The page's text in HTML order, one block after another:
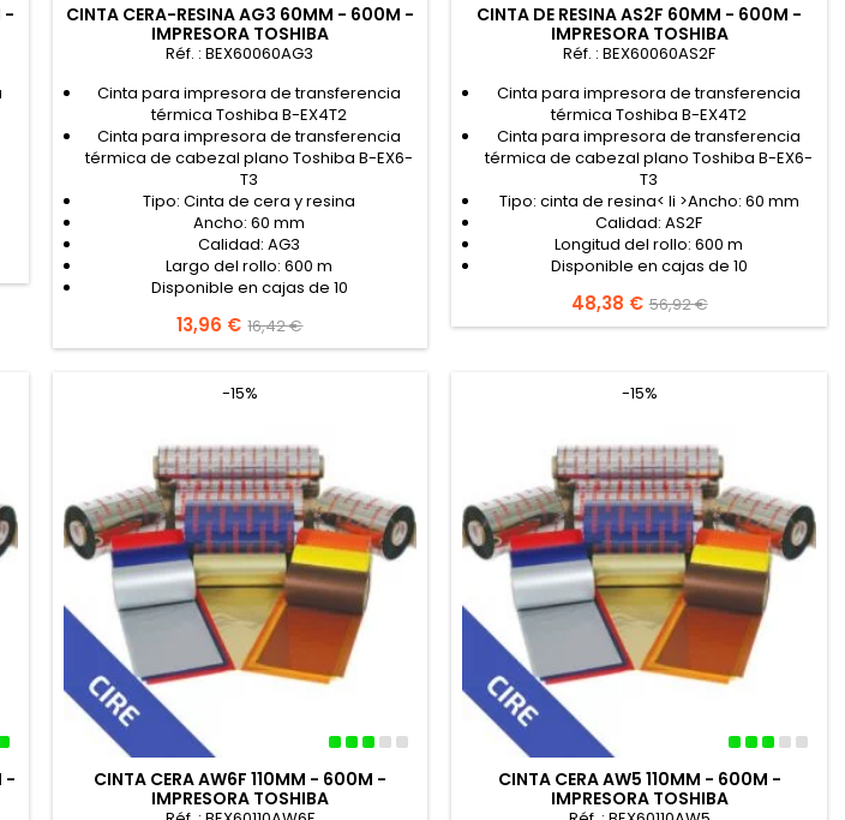
-
CINTA CERA-RESINA AG3 60MM - 600M -
IMPRESORA TOSHIBA
Réf. : BEX60060AG3
Cinta para impresora de transferencia
térmica Toshiba B-EX4T2
Cinta para impresora de transferencia
térmica de cabezal plano Toshiba B-EX6-
T3
Tipo: Cinta de cera y resina
Ancho: 60 mm
Calidad: AG3
Largo del rollo: 600 m
Disponible en cajas de 10
Precio
13,96 € Precio
base
16,42 €
CINTA DE RESINA AS2F 60MM - 600M -
IMPRESORA TOSHIBA
Réf. : BEX60060AS2F
Cinta para impresora de transferencia
térmica Toshiba B-EX4T2
Cinta para impresora de transferencia
térmica de cabezal plano Toshiba B-EX6-
T3
Tipo: cinta de resina< li >Ancho: 60 mm
Calidad: AS2F
Longitud del rollo: 600 m
Disponible en cajas de 10
Precio
48,38 € Precio
base
56,92 €
-
-15%
CINTA CERA AW6F 110MM - 600M -
IMPRESORA TOSHIBA
-15%
CINTA CERA AW5 110MM - 600M -
IMPRESORA TOSHIBA